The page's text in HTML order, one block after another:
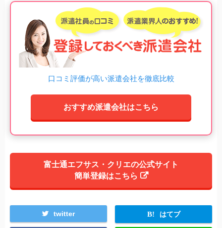
口コミ評価が高い派遣会社を徹底比較
おすすめ派遣会社はこちら
富士通エフサス・クリエの公式サイト
簡単登録はこちら
twitter はてブ